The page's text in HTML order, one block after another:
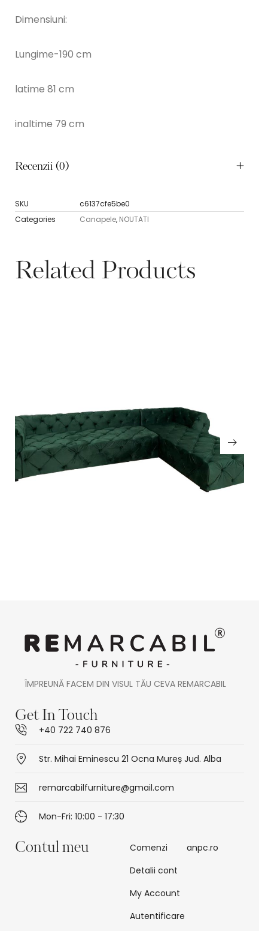
Dimensiuni:
Lungime-190 cm
latime 81 cm
inaltime 79 cm
Recenzii (0)
SKU
c6137cfe5be0
Categories
Canapele, NOUTATI
Related Products
ÎMPREUNĂ FACEM DIN VISUL TĂU CEVA REMARCABIL
Get In Touch
+40 722 740 876
Str. Mihai Eminescu 21 Ocna Mureș Jud. Alba
remarcabilfurniture@gmail.com
Mon-Fri: 10:00 - 17:30
Contul meu
Comenzi
Detalii cont
My Account
Autentificare
anpc.ro